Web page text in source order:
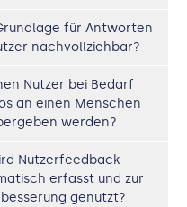
für Antworten
nachvollziehbar?
Nutzer bei Bedarf
an einen Menschen
werden?
Nutzerfeedback
erfasst und zur
genutzt?